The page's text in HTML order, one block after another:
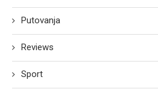
Putovanja
Reviews
Sport